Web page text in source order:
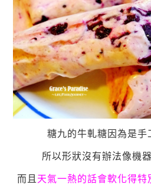
糖九的牛軋糖因為是手
所以形狀沒有辦法像機
而且 天氣一熱的話會軟化得